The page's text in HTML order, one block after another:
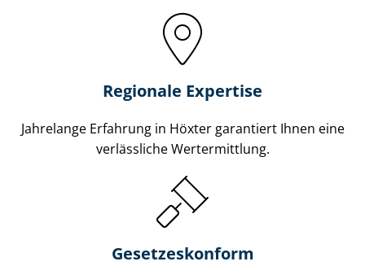
Regionale Expertise
Jahrelange Erfahrung in Höxter garantiert Ihnen eine
verlässliche Wertermittlung.
Gesetzes­konform